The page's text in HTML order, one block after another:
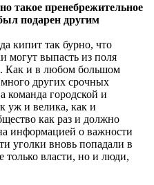
такое пренебрежительное
подарен другим
кипит так бурно, что
могут выпасть из поля
Как и в любом большом
других срочных
команда городской и
уж и велика, как и
как раз и должно
информацией о важности
уголки вновь попадали в
только власти, но и люди,